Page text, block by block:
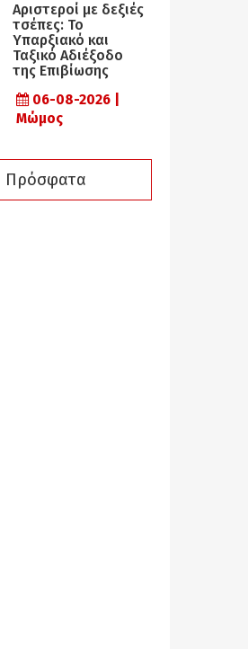
Αριστεροί με δεξιές
τσέπες: Το
Υπαρξιακό και
Ταξικό Αδιέξοδο
της Επιβίωσης
06-08-2026 |
Μώμος
Πρόσφατα